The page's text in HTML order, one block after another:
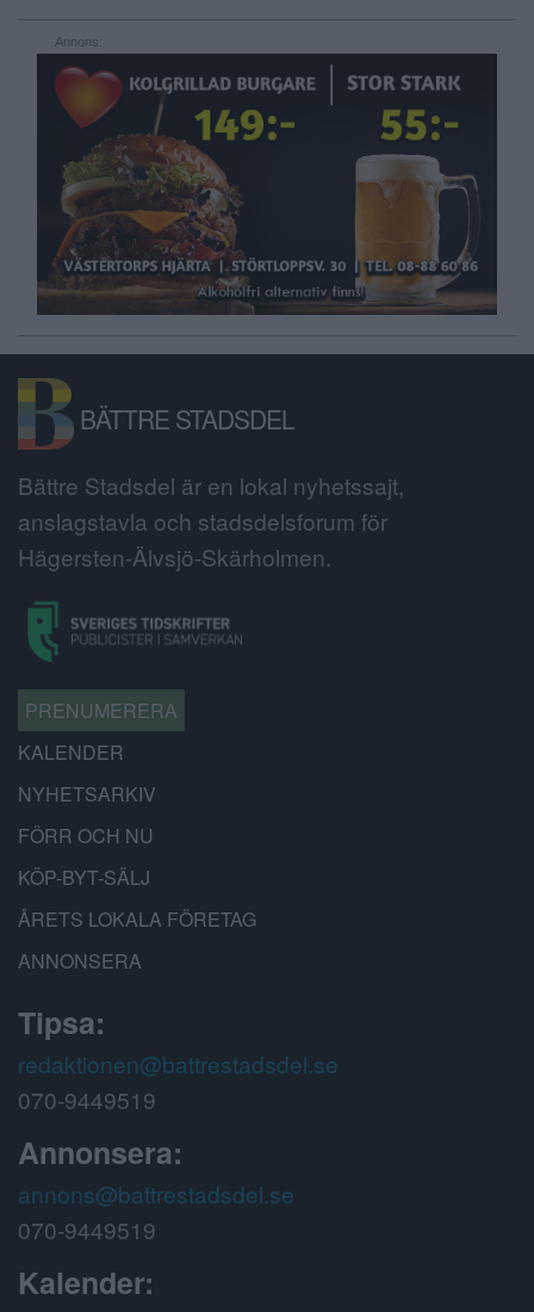
Annons:
BÄTTRE STADSDEL
Bättre Stadsdel är en lokal nyhetssajt,
anslagstavla och stadsdelsforum för
Hägersten-Älvsjö-Skärholmen.
PRENUMERERA
KALENDER
NYHETSARKIV
FÖRR OCH NU
KÖP-BYT-SÄLJ
ÅRETS LOKALA FÖRETAG
ANNONSERA
Tipsa:
redaktionen@battrestadsdel.se
070-9449519
Annonsera:
annons@battrestadsdel.se
070-9449519
Kalender: